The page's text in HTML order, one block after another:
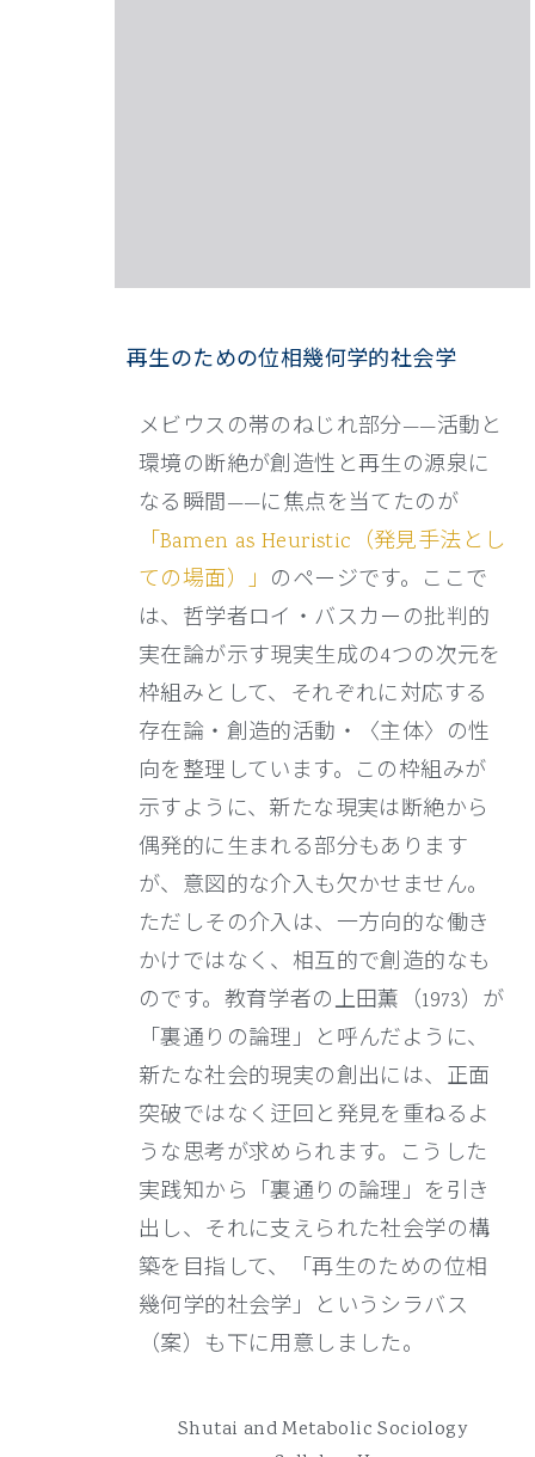
再生のための位相幾何学的社会学
メビウスの帯のねじれ部分——活動と
環境の断絶が創造性と再生の源泉に
なる瞬間——に焦点を当てたのが
「Bamen as Heuristic（発見手法とし
ての場面）」 のページです。ここで
は、哲学者ロイ・バスカーの批判的
実在論が示す現実生成の4つの次元を
枠組みとして、それぞれに対応する
存在論・創造的活動・〈主体〉の性
向を整理しています。この枠組みが
示すように、新たな現実は断絶から
偶発的に生まれる部分もあります
が、意図的な介入も欠かせません。
ただしその介入は、一方向的な働き
かけではなく、相互的で創造的なも
のです。教育学者の上田薫（1973）が
「裏通りの論理」と呼んだように、
新たな社会的現実の創出には、正面
突破ではなく迂回と発見を重ねるよ
うな思考が求められます。こうした
実践知から「裏通りの論理」を引き
出し、それに支えられた社会学の構
築を目指して、「再生のための位相
幾何学的社会学」というシラバス
（案）も下に用意しました。
Shutai and Metabolic Sociology